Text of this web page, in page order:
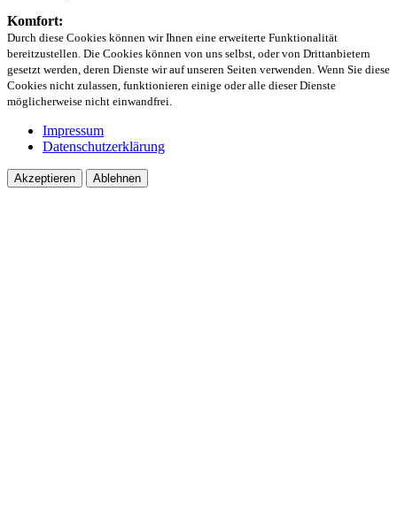
Komfort:
Durch diese Cookies können wir Ihnen eine erweiterte Funktionalität
bereitzustellen. Die Cookies können von uns selbst, oder von Drittanbietern
gesetzt werden, deren Dienste wir auf unseren Seiten verwenden. Wenn Sie diese
Cookies nicht zulassen, funktionieren einige oder alle dieser Dienste
möglicherweise nicht einwandfrei.
Impressum
Datenschutzerklärung
Akzeptieren Ablehnen